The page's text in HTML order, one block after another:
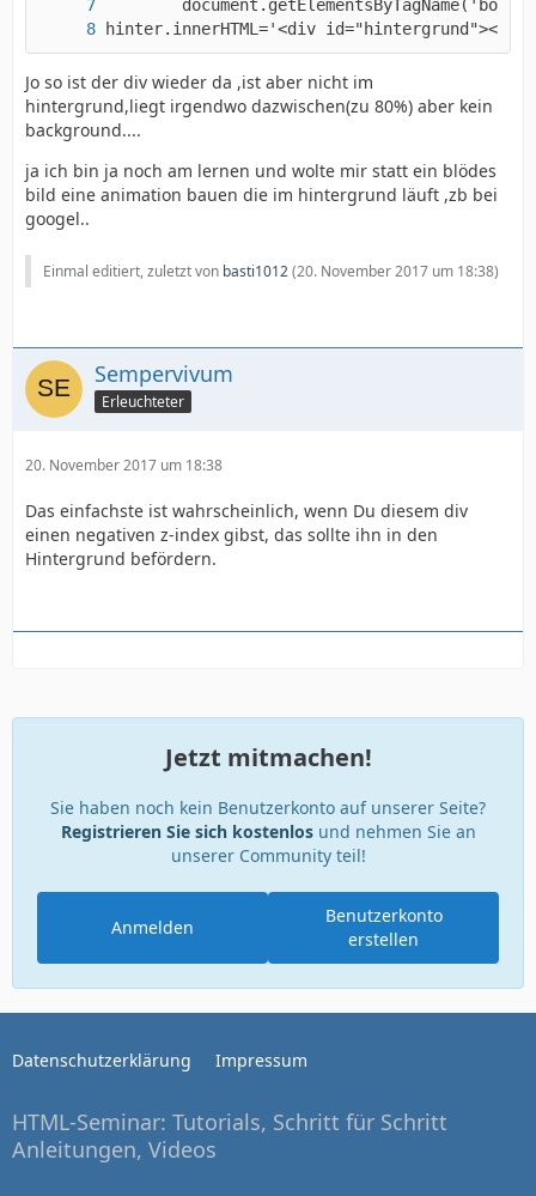
hinter.innerHTML='<div id="hintergrund"></
Jo so ist der div wieder da ,ist aber nicht im
hintergrund,liegt irgendwo dazwischen(zu 80%) aber kein
background....
ja ich bin ja noch am lernen und wolte mir statt ein blödes
bild eine animation bauen die im hintergrund läuft ,zb bei
googel..
Einmal editiert, zuletzt von basti1012(20. November 2017 um 18:38)
Sempervivum
Erleuchteter
20. November 2017 um 18:38
Das einfachste ist wahrscheinlich, wenn Du diesem div
einen negativen z-index gibst, das sollte ihn in den
Hintergrund befördern.
Jetzt mitmachen!
Sie haben noch kein Benutzerkonto auf unserer Seite?
Registrieren Sie sich kostenlosund nehmen Sie an
unserer Community teil!
Benutzerkonto
erstellen
Anmelden
Datenschutzerklärung Impressum
HTML-Seminar: Tutorials, Schritt für Schritt
Anleitungen, Videos